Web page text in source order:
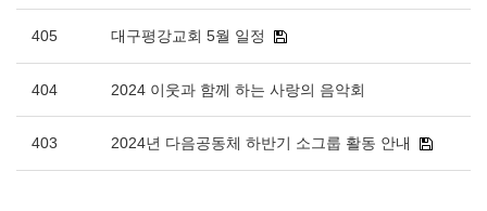
405 대구평강교회 5월 일정
404 2024 이웃과 함께 하는 사랑의 음악회
403 2024년 다음공동체 하반기 소그룹 활동 안내